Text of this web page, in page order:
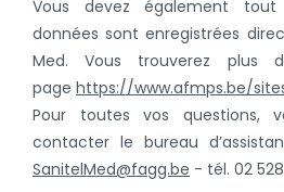
Vous devez également
données sont enregistrées
Med. Vous trouverez plus
page https://www.afmps.be/
Pour toutes vos questions,
contacter le bureau
SanitelMed@fagg.be - tél. 02